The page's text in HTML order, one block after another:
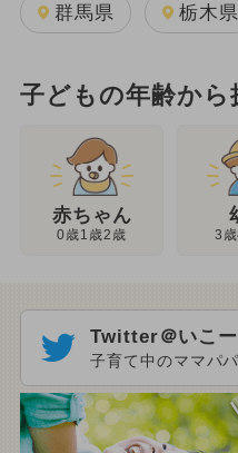
群馬県 栃木県
子どもの年齢から
赤ちゃん
0歳1歳2歳 3
Twitter＠いこー
子育て中のママパ